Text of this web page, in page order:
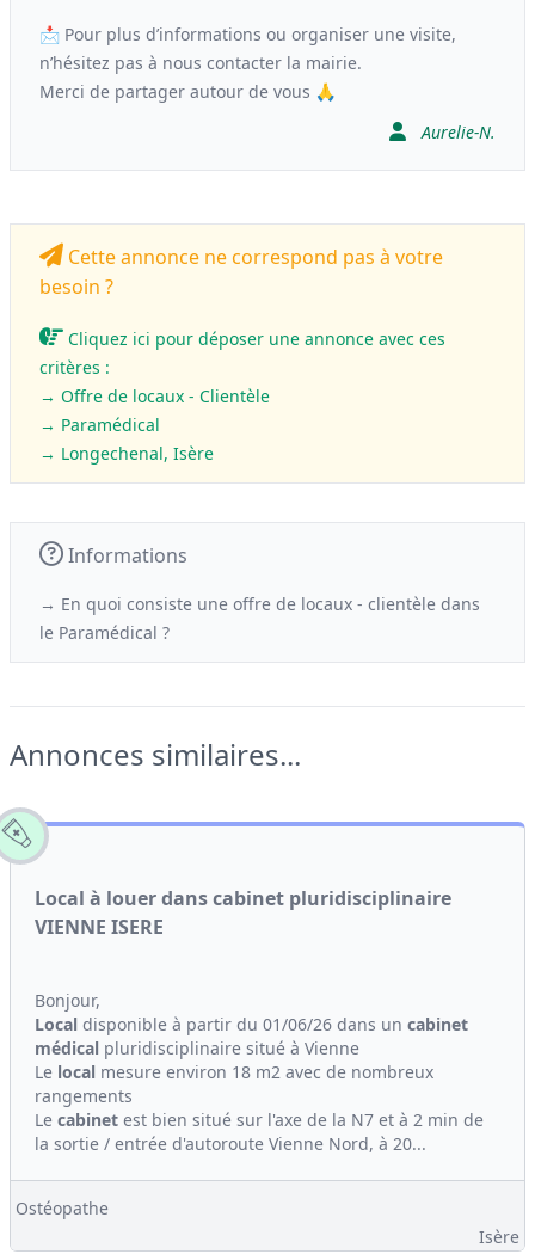
📩 Pour plus d’informations ou organiser une visite,
n’hésitez pas à nous contacter la mairie.
Merci de partager autour de vous 🙏
Aurelie-N.
Cette annonce ne correspond pas à votre
besoin ?
Cliquez ici pour déposer une annonce avec ces
critères :
→ Offre de locaux - Clientèle
→ Paramédical
→ Longechenal, Isère
Informations
→ En quoi consiste une offre de locaux - clientèle dans
le Paramédical ?
Annonces similaires...
Local à louer dans cabinet pluridisciplinaire
VIENNE ISERE
Bonjour,
Local disponible à partir du 01/06/26 dans un cabinet
médical pluridisciplinaire situé à Vienne
Le local mesure environ 18 m2 avec de nombreux
rangements
Le cabinet est bien situé sur l'axe de la N7 et à 2 min de
la sortie / entrée d'autoroute Vienne Nord, à 20...
Ostéopathe
Isère